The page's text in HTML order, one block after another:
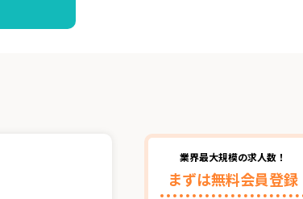
業界最大規模の求人数！
まずは無料会員登録